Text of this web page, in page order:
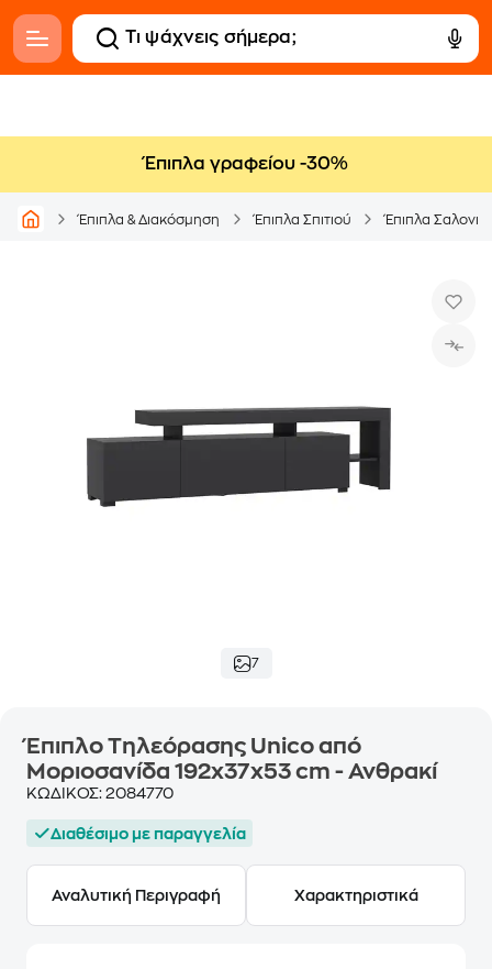
Έπιπλα γραφείου -30%
Έπιπλα & Διακόσμηση Έπιπλα Σπιτιού Έπιπλα
7
Έπιπλο Τηλεόρασης Unico από
Μοριοσανίδα 192x37x53 cm - Ανθρακί
ΚΩΔΙΚΟΣ: 2084770
Διαθέσιμο με παραγγελία
Αναλυτική Περιγραφή Χαρακτηριστικά